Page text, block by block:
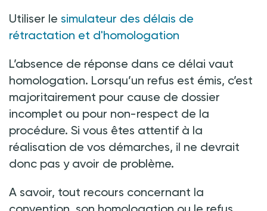
Utiliser le simulateur des délais de
rétractation et d'homologation
L’absence de réponse dans ce délai vaut
homologation. Lorsqu’un refus est émis, c’est
majoritairement pour cause de dossier
incomplet ou pour non-respect de la
procédure. Si vous êtes attentif à la
réalisation de vos démarches, il ne devrait
donc pas y avoir de problème.
A savoir, tout recours concernant la